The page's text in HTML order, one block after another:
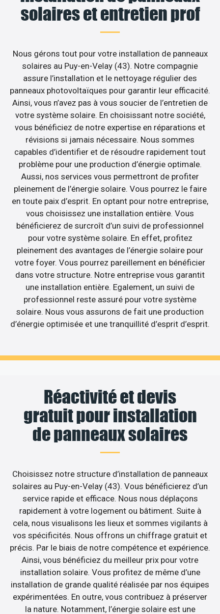
solaires et entretien prof
Nous gérons tout pour votre installation de panneaux
solaires au Puy-en-Velay (43). Notre compagnie
assure l’installation et le nettoyage régulier des
panneaux photovoltaïques pour garantir leur efficacité.
Ainsi, vous n’avez pas à vous soucier de l’entretien de
votre système solaire. En choisissant notre société,
vous bénéficiez de notre expertise en réparations et
révisions si jamais nécessaire. Nous sommes
capables d’identifier et de résoudre rapidement tout
problème pour une production d’énergie optimale.
Aussi, nos services vous permettront de profiter
pleinement de l’énergie solaire. Vous pourrez le faire
en toute paix d’esprit. En optant pour notre entreprise,
vous choisissez une installation entière. Vous
bénéficierez de surcroît d’un suivi de professionnel
pour votre système solaire. En effet, profitez
pleinement des avantages de l’énergie solaire pour
votre foyer. Vous pourrez pareillement en bénéficier
dans votre structure. Notre entreprise vous garantit
une installation entière. Egalement, un suivi de
professionnel reste assuré pour votre système
solaire. Nous vous assurons de fait une production
d’énergie optimisée et une tranquillité d’esprit d’esprit.
Réactivité et devis
gratuit pour installation
de panneaux solaires
Choisissez notre structure d’installation de panneaux
solaires au Puy-en-Velay (43). Vous bénéficierez d’un
service rapide et efficace. Nous nous déplaçons
rapidement à votre logement ou bâtiment. Suite à
cela, nous visualisons les lieux et sommes vigilants à
vos spécificités. Nous offrons un chiffrage gratuit et
précis. Par le biais de notre compétence et expérience.
Ainsi, vous bénéficiez du meilleur prix pour votre
installation solaire. Vous profitez de même d’une
installation de grande qualité réalisée par nos équipes
expérimentées. En outre, vous contribuez à préserver
la nature. Notamment, l’énergie solaire est une